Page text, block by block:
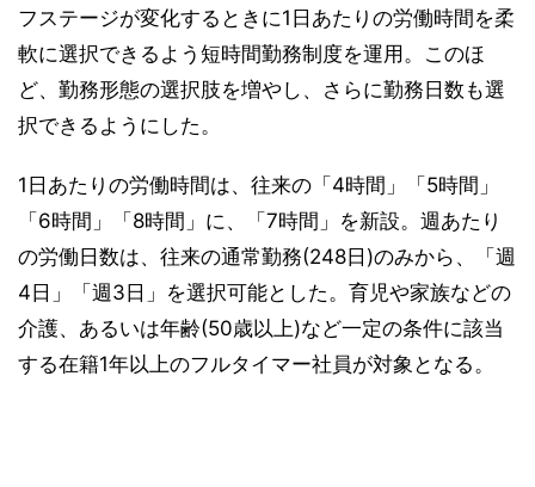
フステージが変化するときに1日あたりの労働時間を柔
軟に選択できるよう短時間勤務制度を運用。このほ
ど、勤務形態の選択肢を増やし、さらに勤務日数も選
択できるようにした。
1日あたりの労働時間は、往来の「4時間」「5時間」
「6時間」「8時間」に、「7時間」を新設。週あたり
の労働日数は、往来の通常勤務(248日)のみから、「週
4日」「週3日」を選択可能とした。育児や家族などの
介護、あるいは年齢(50歳以上)など一定の条件に該当
する在籍1年以上のフルタイマー社員が対象となる。